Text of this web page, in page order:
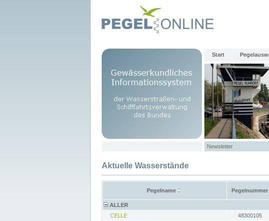
Start
Newsletter
Aktuelle Wasserstände
Pegelname Pegelnummer
ALLER
CELLE
48300105